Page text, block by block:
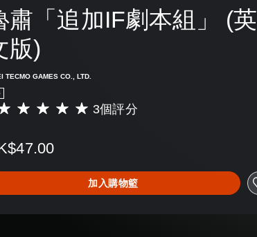
肅「追加IF劇本組」 (英
版)
TECMO GAMES CO., LTD.
3個評分
加入購物籃